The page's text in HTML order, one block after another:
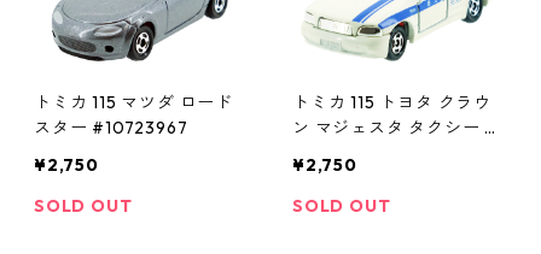
トミカ 115 マツダ ロード
スター #10723967
¥2,750
SOLD OUT
トミカ 115 トヨタ クラウ
ン マジェスタ タクシー #1
¥2,750
SOLD OUT